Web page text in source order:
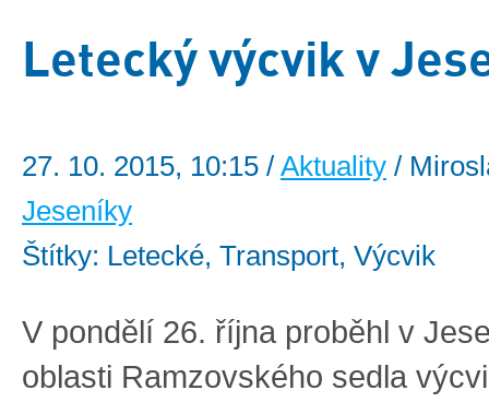
Letecký výcvik v
27. 10. 2015, 10:15 / Aktuality /
Jeseníky
Štítky: Letecké, Transport, Výcvik
V pondělí 26. října proběhl v
oblasti Ramzovského sedla